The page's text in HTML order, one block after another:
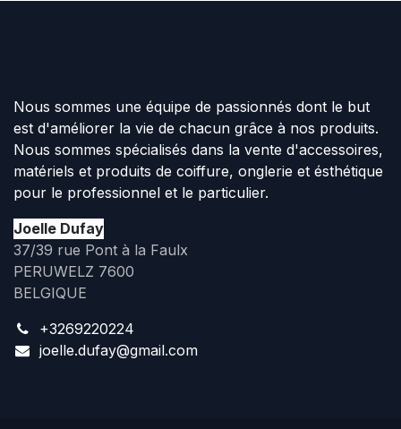
Nous sommes une équipe de passionnés dont le but
est d'améliorer la vie de chacun grâce à nos produits.
Nous sommes spécialisés dans la vente d'accessoires,
matériels et produits de coiffure, onglerie et ésthétique
pour le professionnel et le particulier.
Joelle Dufay
37/39 rue Pont à la Faulx
PERUWELZ 7600
BELGIQUE
+3269220224
joelle.dufay@gmail.com